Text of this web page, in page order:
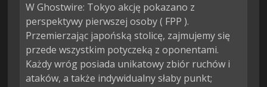
W Ghostwire: Tokyo akcję pokazano z
perspektywy pierwszej osoby ( FPP ).
Przemierzając japońską stolicę, zajmujemy się
przede wszystkim potyczeką z oponentami.
Każdy wróg posiada unikatowy zbiór ruchów i
ataków, a także indywidualny słaby punkt;